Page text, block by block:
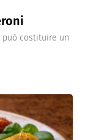
costituire un